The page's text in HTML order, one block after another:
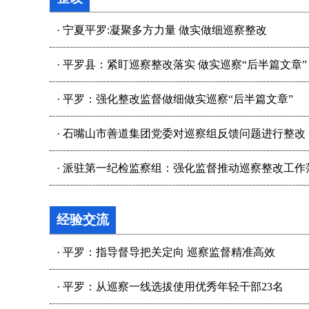
· 宁夏平罗:凝聚多方力量 做实做细巡察整改
· 平罗县：紧盯巡察整改落实 做实巡察“后半篇文章”
· 平罗：强化整改监督做细做实巡察“后半篇文章”
· 石嘴山市善道集团党委对巡察组反馈问题进行整改
· 派驻第一纪检监察组：强化监督推动巡察整改工作
经验交流
· 平罗：指导督导把关定向 巡察监督精准高效
· 平罗：从巡察一线选拔使用优秀年轻干部23名